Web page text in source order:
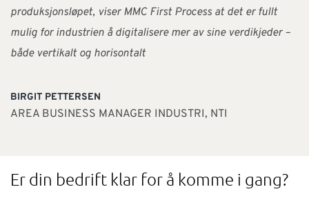
produksjonsløpet, viser MMC First Process at det er fullt
mulig for industrien å digitalisere mer av sine verdikjeder –
både vertikalt og horisontalt
BIRGIT PETTERSEN
AREA BUSINESS MANAGER INDUSTRI, NTI
Er din bedrift klar for å komme i gang?